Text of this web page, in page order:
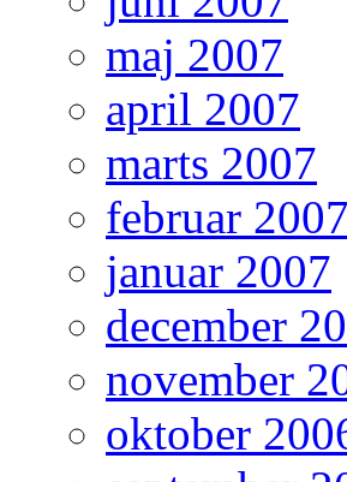
maj 2007
april 2007
marts 2007
februar 2007
januar 2007
december
november
oktober